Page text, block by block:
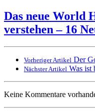
Das neue World
verstehen – 16
Vorheriger Artikel Der
Nächster Artikel Was ist
Keine Kommentare